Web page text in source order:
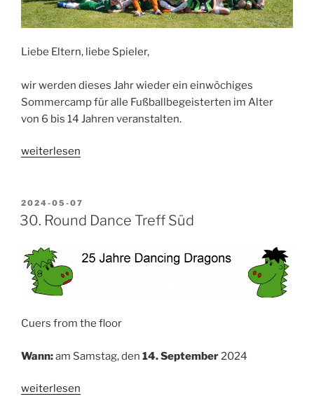
Liebe Eltern, liebe Spieler,
wir werden dieses Jahr wieder ein einwöchiges
Sommercamp für alle Fußballbegeisterten im Alter
von 6 bis 14 Jahren veranstalten.
„Fußball
weiterlesen
VERÖFFENTLICHT
AM
2024-05-07
30. Round Dance Treff Süd
Cuers from the floor
Wann:am Samstag, den 14. September2024
„30.
weiterlesen